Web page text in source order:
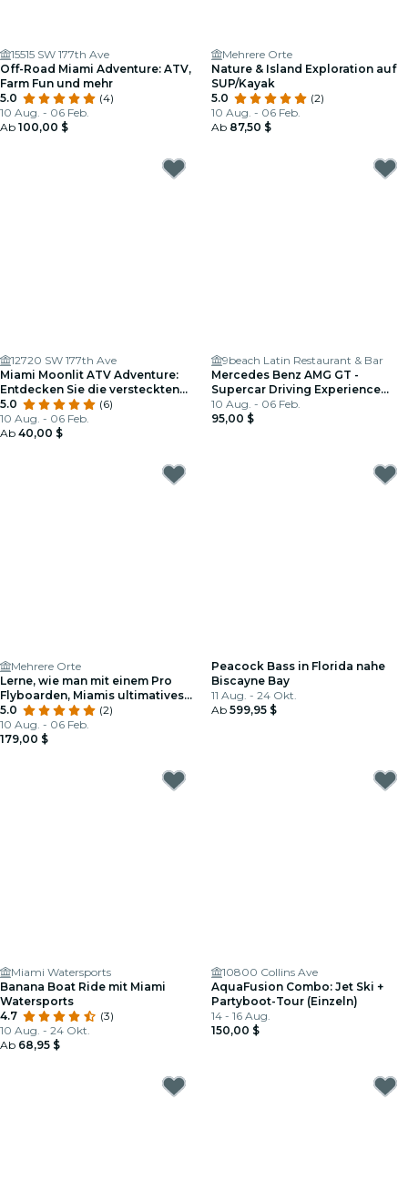
15515 SW 177th Ave
Off-Road Miami Adventure: ATV,
Farm Fun und mehr
5.0
(4)
10 Aug. - 06 Feb.
Ab 100,00 $
Mehrere Orte
Nature & Island Exploration auf
SUP/Kayak
5.0
(2)
10 Aug. - 06 Feb.
Ab 87,50 $
12720 SW 177th Ave
Miami Moonlit ATV Adventure:
Entdecken Sie die versteckten
Pfade von Redland
5.0
(6)
10 Aug. - 06 Feb.
Ab 40,00 $
9beach Latin Restaurant & Bar
Mercedes Benz AMG GT -
Supercar Driving Experience
Tour in Miami, FL
10 Aug. - 06 Feb.
95,00 $
Mehrere Orte
Lerne, wie man mit einem Pro
Flyboarden, Miamis ultimatives
Abenteuer
5.0
(2)
10 Aug. - 06 Feb.
179,00 $
Peacock Bass in Florida nahe
Biscayne Bay
11 Aug. - 24 Okt.
Ab 599,95 $
Miami Watersports
Banana Boat Ride mit Miami
Watersports
4.7
(3)
10 Aug. - 24 Okt.
Ab 68,95 $
10800 Collins Ave
AquaFusion Combo: Jet Ski +
Partyboot-Tour (Einzeln)
14 - 16 Aug.
150,00 $